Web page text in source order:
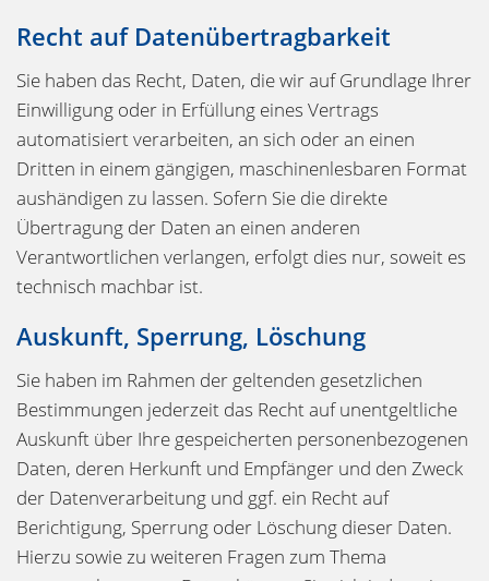
Recht auf Datenübertragbarkeit
Sie haben das Recht, Daten, die wir auf Grundlage Ihrer
Einwilligung oder in Erfüllung eines Vertrags
automatisiert verarbeiten, an sich oder an einen
Dritten in einem gängigen, maschinenlesbaren Format
aushändigen zu lassen. Sofern Sie die direkte
Übertragung der Daten an einen anderen
Verantwortlichen verlangen, erfolgt dies nur, soweit es
technisch machbar ist.
Auskunft, Sperrung, Löschung
Sie haben im Rahmen der geltenden gesetzlichen
Bestimmungen jederzeit das Recht auf unentgeltliche
Auskunft über Ihre gespeicherten personenbezogenen
Daten, deren Herkunft und Empfänger und den Zweck
der Datenverarbeitung und ggf. ein Recht auf
Berichtigung, Sperrung oder Löschung dieser Daten.
Hierzu sowie zu weiteren Fragen zum Thema